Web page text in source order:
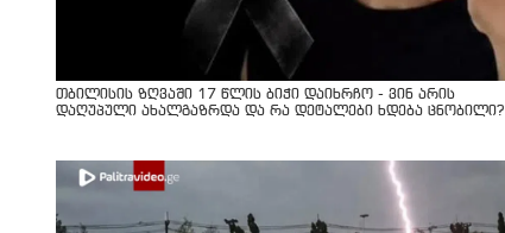
თბილისის ზღვაში 17 წლის ბიჭი დაიხრჩო - ვინ არის
დაღუპული ახალგაზრდა და რა დეტალები ხდება ცნობილი?